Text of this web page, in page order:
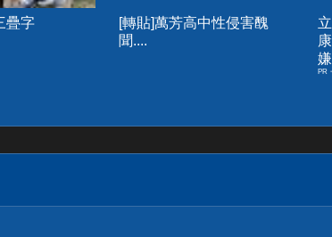
疊字
[轉貼]萬芳高中性侵害醜
聞....
PR